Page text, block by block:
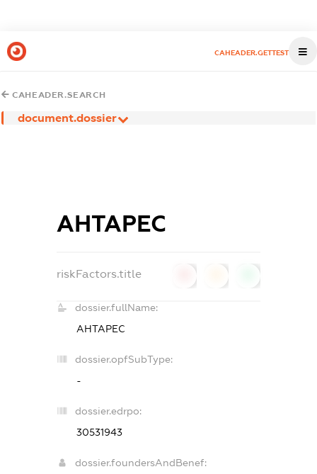
CAHEADER.GETTEST
CAHEADER.SEARCH
document.dossier
АНТАРЕС
riskFactors.title
dossier.fullName:
АНТАРЕС
dossier.opfSubType:
-
dossier.edrpo:
30531943
dossier.foundersAndBenef: